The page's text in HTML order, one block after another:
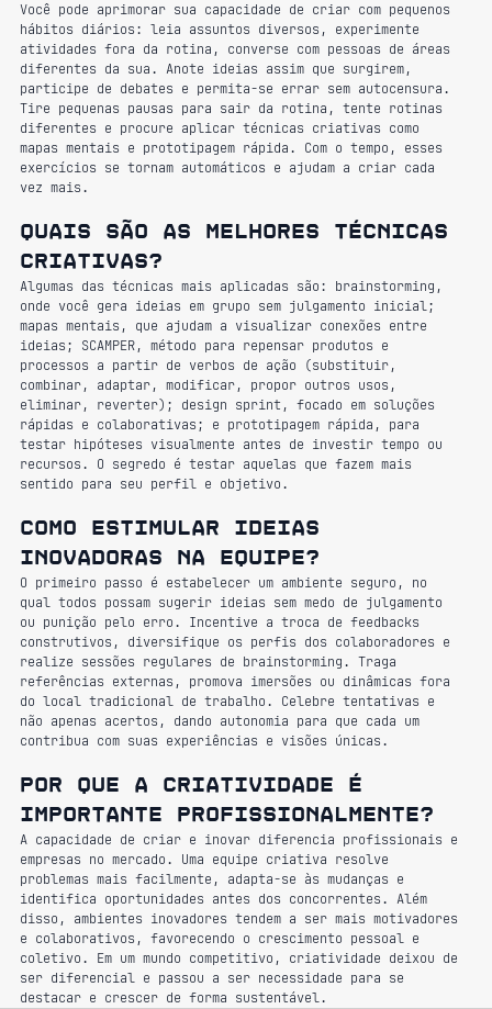
Você pode aprimorar sua capacidade de criar com pequenos
hábitos diários: leia assuntos diversos, experimente
atividades fora da rotina, converse com pessoas de áreas
diferentes da sua. Anote ideias assim que surgirem,
participe de debates e permita-se errar sem autocensura.
Tire pequenas pausas para sair da rotina, tente rotinas
diferentes e procure aplicar técnicas criativas como
mapas mentais e prototipagem rápida. Com o tempo, esses
exercícios se tornam automáticos e ajudam a criar cada
vez mais.
Quais são as melhores técnicas
criativas?
Algumas das técnicas mais aplicadas são: brainstorming,
onde você gera ideias em grupo sem julgamento inicial;
mapas mentais, que ajudam a visualizar conexões entre
ideias; SCAMPER, método para repensar produtos e
processos a partir de verbos de ação (substituir,
combinar, adaptar, modificar, propor outros usos,
eliminar, reverter); design sprint, focado em soluções
rápidas e colaborativas; e prototipagem rápida, para
testar hipóteses visualmente antes de investir tempo ou
recursos. O segredo é testar aquelas que fazem mais
sentido para seu perfil e objetivo.
Como estimular ideias
inovadoras na equipe?
O primeiro passo é estabelecer um ambiente seguro, no
qual todos possam sugerir ideias sem medo de julgamento
ou punição pelo erro. Incentive a troca de feedbacks
construtivos, diversifique os perfis dos colaboradores e
realize sessões regulares de brainstorming. Traga
referências externas, promova imersões ou dinâmicas fora
do local tradicional de trabalho. Celebre tentativas e
não apenas acertos, dando autonomia para que cada um
contribua com suas experiências e visões únicas.
Por que a criatividade é
importante profissionalmente?
A capacidade de criar e inovar diferencia profissionais e
empresas no mercado. Uma equipe criativa resolve
problemas mais facilmente, adapta-se às mudanças e
identifica oportunidades antes dos concorrentes. Além
disso, ambientes inovadores tendem a ser mais motivadores
e colaborativos, favorecendo o crescimento pessoal e
coletivo. Em um mundo competitivo, criatividade deixou de
ser diferencial e passou a ser necessidade para se
destacar e crescer de forma sustentável.